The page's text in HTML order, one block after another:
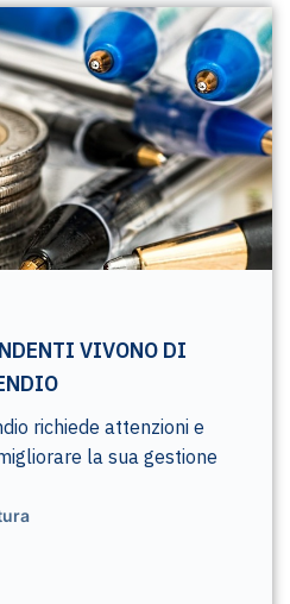
VIVONO DI
richiede attenzioni e
la sua gestione